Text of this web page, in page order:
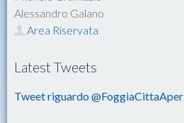
Alessandro Galano
Area Riservata
Latest Tweets
Tweet riguardo @FoggiaCittaAper